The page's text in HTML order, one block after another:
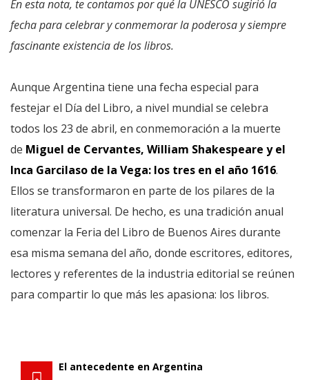
En esta nota, te contamos por qué la UNESCO sugirió la
fecha para celebrar y conmemorar la poderosa y siempre
fascinante existencia de los libros.
Aunque Argentina tiene una fecha especial para
festejar el Día del Libro, a nivel mundial se celebra
todos los 23 de abril, en conmemoración a la muerte
de Miguel de Cervantes, William Shakespeare y el
Inca Garcilaso de la Vega: los tres en el año 1616.
Ellos se transformaron en parte de los pilares de la
literatura universal. De hecho, es una tradición anual
comenzar la Feria del Libro de Buenos Aires durante
esa misma semana del año, donde escritores, editores,
lectores y referentes de la industria editorial se reúnen
para compartir lo que más les apasiona: los libros.
El antecedente en Argentina